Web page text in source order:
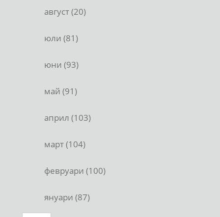
август (20)
юли (81)
юни (93)
май (91)
април (103)
март (104)
февруари (100)
януари (87)